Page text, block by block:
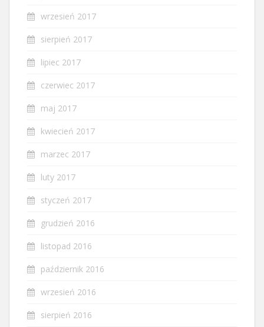
wrzesień 2017
sierpień 2017
lipiec 2017
czerwiec 2017
maj 2017
kwiecień 2017
marzec 2017
luty 2017
styczeń 2017
grudzień 2016
listopad 2016
październik 2016
wrzesień 2016
sierpień 2016